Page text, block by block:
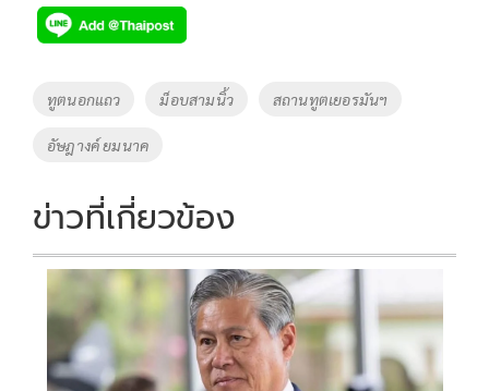
e
b
o
k
tt
er
p
y
Li
Tags
ทูตนอกแถว ม็อบสามนิ้ว สถานทูตเยอรมันฯ
อัษฎางค์ ยมนาค
ข่าวที่เกี่ยวข้อง